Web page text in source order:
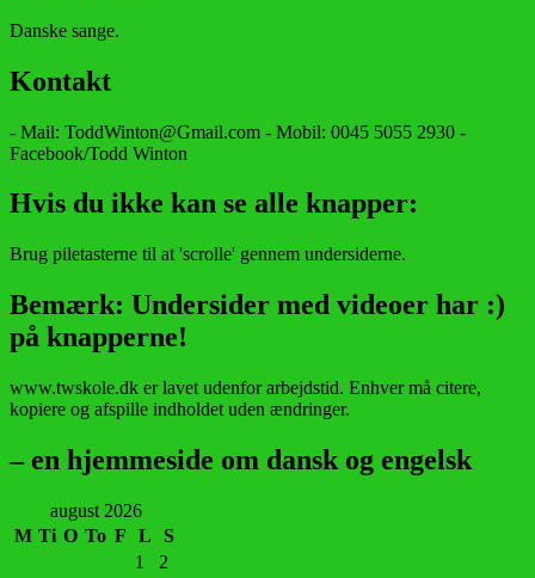
Danske sange.
Kontakt
- Mail: ToddWinton@Gmail.com - Mobil: 0045 5055 2930 -
Facebook/Todd Winton
Hvis du ikke kan se alle knapper:
Brug piletasterne til at 'scrolle' gennem undersiderne.
Bemærk: Undersider med videoer har :)
på knapperne!
www.twskole.dk er lavet udenfor arbejdstid. Enhver må citere,
kopiere og afspille indholdet uden ændringer.
– en hjemmeside om dansk og engelsk
august 2026
M Ti O To F L
S
1
2